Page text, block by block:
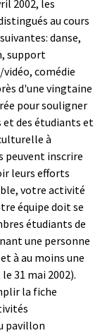
2002, les
au cours
danse,
support
comédie
d'une vingtaine
pour souligner
des étudiants et
à
peuvent inscrire
leurs efforts
votre activité
équipe doit se
étudiants de
une personne
à au moins une
31 mai 2002).
la fiche
pavillon